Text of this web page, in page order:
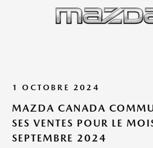
1 OCTOBRE 2024
MAZDA CANADA
SES VENTES POUR LE
SEPTEMBRE 2024